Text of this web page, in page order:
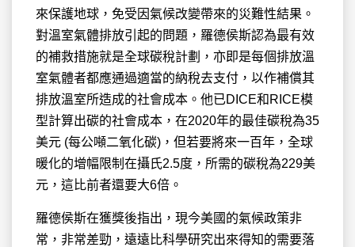
來保護地球，免受因氣候改變帶來的災難性結果。
對溫室氣體排放引起的問題，羅德侯斯認為最有效
的補救措施就是全球碳稅計劃，亦即是每個排放溫
室氣體者都應通過適當的納稅去支付，以作補償其
排放溫室所造成的社會成本。他已DICE和RICE模
型計算出碳的社會成本，在2020年的最佳碳稅為35
美元 (每公噸二氧化碳)，但若要將來一百年，全球
暖化的增幅限制在攝氏2.5度，所需的碳稅為229美
元，這比前者還要大6倍。
羅德侯斯在獲獎後指出，現今美國的氣候政策非
常，非常差勁，遠遠比科學研究出來得知的需要落